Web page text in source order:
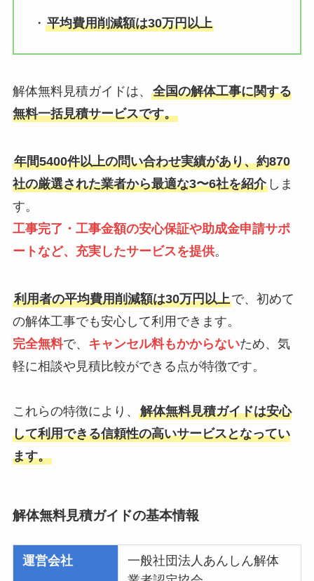
・ 平均費用削減額は30万円以上
解体無料見積ガイドは、 全国の解体工事に関する
無料一括見積サービスです。
年間5400件以上の問い合わせ実績があり、約870
社の厳選された業者から最適な3〜6社を紹介しま
す。
工事完了・工事金額の安心保証や助成金申請サポ
ートなど、充実したサービスを提供。
利用者の平均費用削減額は30万円以上で、初めて
の解体工事でも安心して利用できます。
完全無料で、 キャンセル料もかからないため、気
軽に相談や見積比較ができる点が特徴です。
これらの特徴により、 解体無料見積ガイドは安心
して利用できる信頼性の高いサービスとなってい
ます。
解体無料見積ガイドの基本情報
運営会社
一般社団法人あんしん解体